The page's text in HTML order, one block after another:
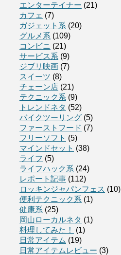
エンターテイナー (21)
カフェ (7)
ガジェット系 (20)
グルメ系 (109)
コンビニ (21)
サービス系 (9)
ジブリ映画 (7)
スイーツ (8)
チェーン店 (21)
テクニック系 (9)
トレンドネタ (52)
バイクツーリング (5)
ファーストフード (7)
フリーソフト (5)
マインドセット (38)
ライフ (5)
ライフハック系 (24)
レポート記事 (112)
ロッキンジャパンフェス (10)
便利テクニック系 (1)
健康系 (25)
岡山ローカルネタ (1)
料理してみた！
(1)
日常アイテム (19)
日常アイテムレビュー (3)